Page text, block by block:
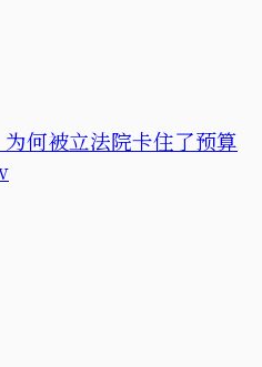
何被立法院卡住了预算